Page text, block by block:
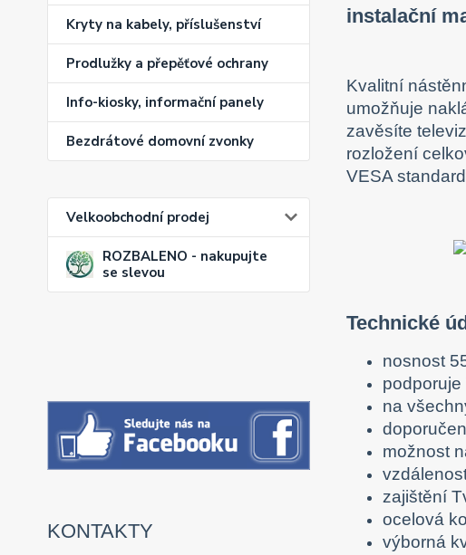
Kryty na kabely, příslušenství
Prodlužky a přepěťové ochrany
Info-kiosky, informační panely
Bezdrátové domovní zvonky
Velkoobchodní prodej
ROZBALENO - nakupujte
se slevou
KONTAKTY
instalační
Kvalitní
umožňuje
zavěsíte
rozložení
VESA
Technické
nosnost
na
možnost
zajištění
ocelová
výborná